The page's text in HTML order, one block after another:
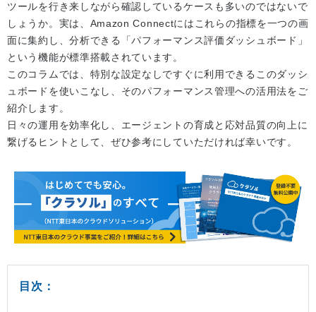
ツールを行き来しながら確認しているケースも多いのではないで
しょうか。実は、Amazon Connectにはこれらの指標を一つの画
面に集約し、分析できる「パフォーマンス評価ダッシュボード」
という機能が標準搭載されています。
このコラムでは、特別な設定なしですぐに利用できるこのダッシ
ュボードを使いこなし、そのパフォーマンス管理への活用法をご
紹介します。
日々の運用を効率化し、エージェントの育成と応対品質の向上に
繋げるヒントとして、ぜひ参考にしていただければ幸いです。
目次：